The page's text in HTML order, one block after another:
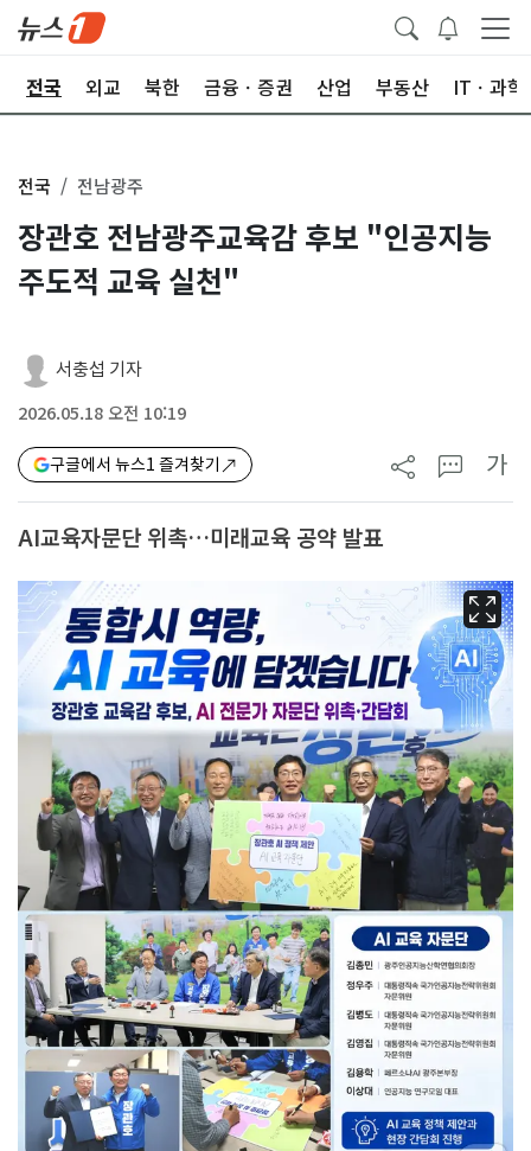
전국 외교 북한 금융ㆍ증권 산업 부동산 ITㆍ과학
전국 전남광주
장관호 전남광주교육감 후보 "인공지능
주도적 교육 실천"
서충섭 기자
2026.05.18 오전 10:19
구글에서 뉴스1 즐겨찾기 가
AI교육자문단 위촉…미래교육 공약 발표